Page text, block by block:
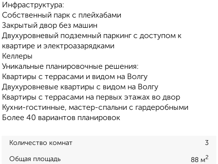
Инфраструктура:
Собственный парк с плейхабами
Закрытый двор без машин
Двухуровневый подземный паркинг с доступом к
квартире и электроазарядками
Келлеры
Уникальные планировочные решения:
Квартиры с террасами и видом на Волгу
Двухуровневые квартиры с видом на Волгу
Квартиры с террасами на первых этажах во двор
Кухни-гостинные, мастер-спальни с гардеробными
Более 40 вариантов планировок
Количество комнат 3
Общая площадь 88 м2